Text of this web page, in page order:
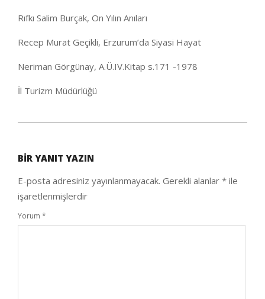
Rıfkı Salim Burçak, On Yılın Anıları
Recep Murat Geçikli, Erzurum’da Siyasi Hayat
Neriman Görgünay, A.Ü.IV.Kitap s.171 -1978
İl Turizm Müdürlüğü
07
BIR YANIT YAZIN
E-posta adresiniz yayınlanmayacak. Gerekli alanlar * ile
işaretlenmişlerdir
Yorum *